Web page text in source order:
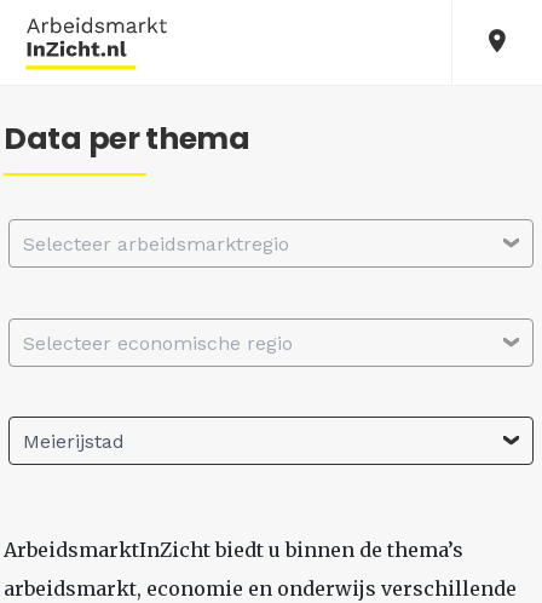
Data per thema
Selecteer arbeidsmarktregio
Selecteer economische regio
Meierijstad
ArbeidsmarktInZicht biedt u binnen de thema’s
arbeidsmarkt, economie en onderwijs verschillende